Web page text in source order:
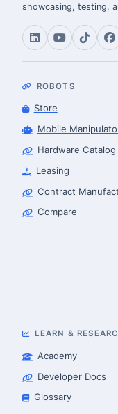
showcasing, testing,
ROBOTS
Store
Mobile
Hardware Catalog
Leasing
Contract
Compare
LEARN &
Academy
Developer Docs
Glossary